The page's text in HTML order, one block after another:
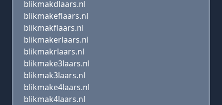
blikmakdlaars.nl
blikmakeflaars.nl
blikmakflaars.nl
blikmakerlaars.nl
blikmakrlaars.nl
blikmake3laars.nl
blikmak3laars.nl
blikmake4laars.nl
blikmak4laars.nl